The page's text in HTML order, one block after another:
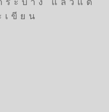
เขียน